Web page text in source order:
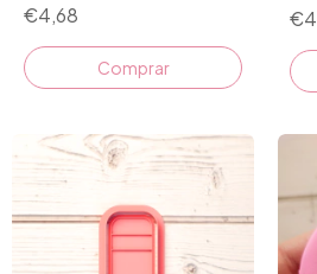
€4,68
Comprar